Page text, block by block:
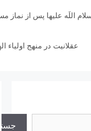
اللَه علیها پس از نماز
عقلانیت در منهج اولیاء